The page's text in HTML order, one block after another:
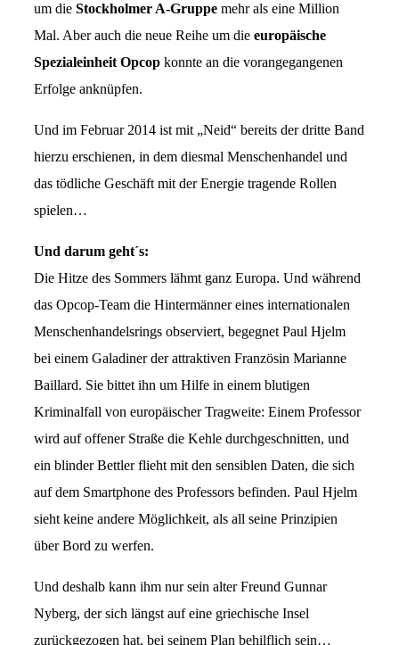
um die Stockholmer A-Gruppe mehr als eine Million
Mal. Aber auch die neue Reihe um die europäische
Spezialeinheit Opcop konnte an die vorangegangenen
Erfolge anknüpfen.
Und im Februar 2014 ist mit „Neid“ bereits der dritte Band
hierzu erschienen, in dem diesmal Menschenhandel und
das tödliche Geschäft mit der Energie tragende Rollen
spielen…
Und darum geht´s:
Die Hitze des Sommers lähmt ganz Europa. Und während
das Opcop-Team die Hintermänner eines internationalen
Menschenhandelsrings observiert, begegnet Paul Hjelm
bei einem Galadiner der attraktiven Französin Marianne
Baillard. Sie bittet ihn um Hilfe in einem blutigen
Kriminalfall von europäischer Tragweite: Einem Professor
wird auf offener Straße die Kehle durchgeschnitten, und
ein blinder Bettler flieht mit den sensiblen Daten, die sich
auf dem Smartphone des Professors befinden. Paul Hjelm
sieht keine andere Möglichkeit, als all seine Prinzipien
über Bord zu werfen.
Und deshalb kann ihm nur sein alter Freund Gunnar
Nyberg, der sich längst auf eine griechische Insel
zurückgezogen hat, bei seinem Plan behilflich sein…